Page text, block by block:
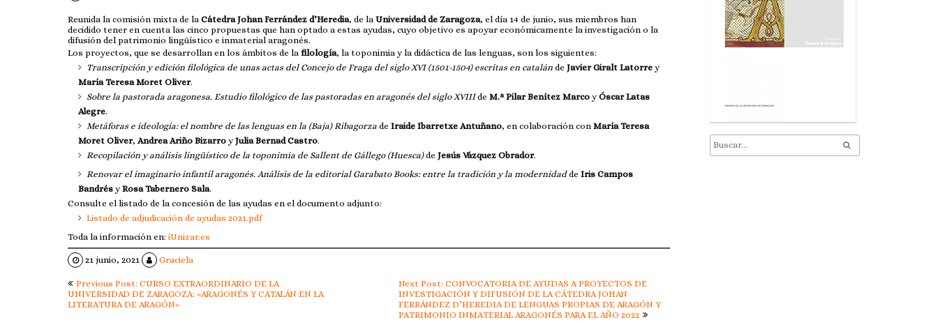
Reunida la comisión mixta de la Cátedra Johan Ferrández d’Heredia, de la Universidad de Zaragoza, el día 14 de junio, sus miembros han
decidido tener en cuenta las cinco propuestas que han optado a estas ayudas, cuyo objetivo es apoyar económicamente la investigación o la
difusión del patrimonio lingüístico e inmaterial aragonés.
Los proyectos, que se desarrollan en los ámbitos de la filología, la toponimia y la didáctica de las lenguas, son los siguientes:
Transcripción y edición filológica de unas actas del Concejo de Fraga del siglo XVI (1501-1504) escritas en catalán de Javier Giralt Latorre y
María Teresa Moret Oliver.
Sobre la pastorada aragonesa. Estudio filológico de las pastoradas en aragonés del siglo XVIIIde M.ª Pilar Benítez Marco yÓscar Latas
Alegre.
Metáforas e ideología: el nombre de las lenguas en la (Baja) Ribagorza de Iraide Ibarretxe Antuñano, en colaboración con María Teresa
Moret Oliver, Andrea Ariño Bizarro yJulia Bernad Castro.
Recopilación y análisis lingüístico de la toponimia de Sallent de Gállego (Huesca)de Jesús Vázquez Obrador.
Renovar el imaginario infantil aragonés. Análisis de la editorial Garabato Books: entre la tradición y la modernidadde Iris Campos
Bandrés yRosa Tabernero Sala.
Consulte el listado de la concesión de las ayudas en el documento adjunto:
Listado de adjudicación de ayudas 2021.pdf
Toda la información en: iUnizar.es
21 junio, 2021 Graciela
Navegación
de
Previous Post: CURSO EXTRAORDINARIO DE LA
UNIVERSIDAD DE ZARAGOZA: «ARAGONÉS Y CATALÁN EN LA
LITERATURA DE ARAGÓN»
Next Post: CONVOCATORIA DE AYUDAS A PROYECTOS DE
INVESTIGACIÓN Y DIFUSIÓN DE LA CÁTEDRA JOHAN
FERRÁNDEZ D’HEREDIA DE LENGUAS PROPIAS DE ARAGÓN Y
PATRIMONIO INMATERIAL ARAGONÉS PARA EL AÑO 2022